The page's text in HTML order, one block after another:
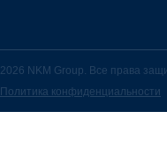
2026 NKM Group. Все права
Политика конфиденциальности